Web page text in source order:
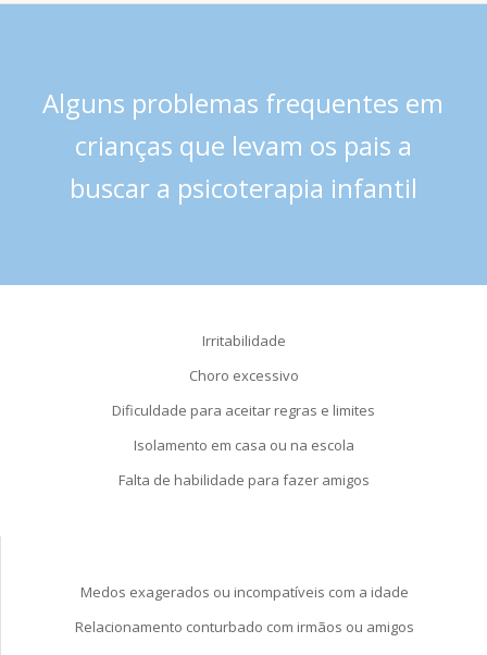
Alguns problemas frequentes em
crianças que levam os pais a
buscar a psicoterapia infantil
Irritabilidade
Choro excessivo
Dificuldade para aceitar regras e limites
Isolamento em casa ou na escola
Falta de habilidade para fazer amigos
Medos exagerados ou incompatíveis com a idade
Relacionamento conturbado com irmãos ou amigos